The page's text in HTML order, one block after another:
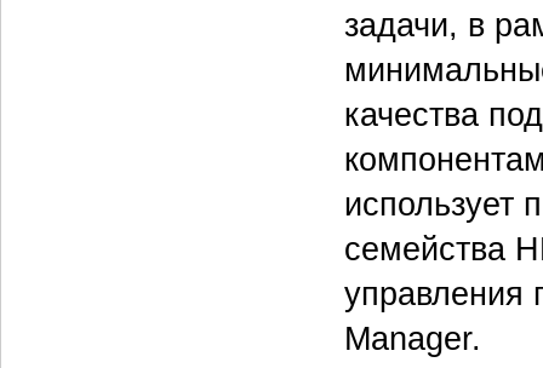
задачи, в
качества
использует
семейства
управления
Manager.